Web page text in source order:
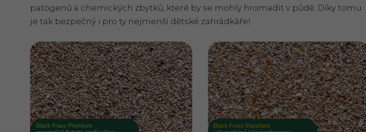
patogenů a chemických zbytků, které by se mohly hromadit v půdě. Díky tomu
je tak bezpečný i pro ty nejmenší dětské zahrádkáře!